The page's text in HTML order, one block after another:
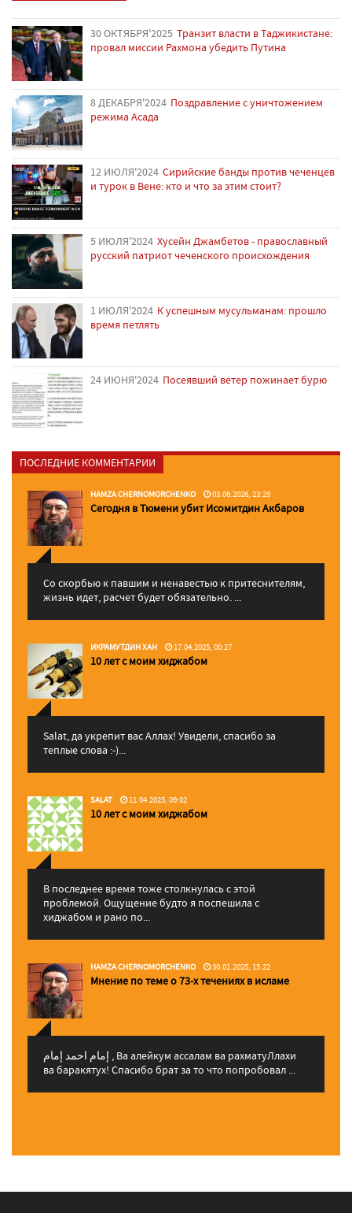
30 ОКТЯБРЯ'2025 Транзит власти в Таджикистане:
провал миссии Рахмона убедить Путина
8 ДЕКАБРЯ'2024 Поздравление с уничтожением
режима Асада
12 ИЮЛЯ'2024 Сирийские банды против чеченцев
и турок в Вене: кто и что за этим стоит?
5 ИЮЛЯ'2024 Хусейн Джамбетов - православный
русский патриот чеченского происхождения
1 ИЮЛЯ'2024 К успешным мусульманам: прошло
время петлять
24 ИЮНЯ'2024 Посеявший ветер пожинает бурю
ПОСЛЕДНИЕ КОММЕНТАРИИ
HAMZA CHERNOMORCHENKO 03.06.2026, 23:29
Сегодня в Тюмени убит Исомитдин Акбаров
Со скорбью к павшим и ненавестью к притеснителям,
жизнь идет, расчет будет обязательно. ...
ИКРАМУТДИН ХАН 17.04.2025, 00:27
10 лет с моим хиджабом
Salat, да укрепит вас Аллаx! Увидели, спасибо за
теплые слова :-)...
SALAT 11.04.2025, 09:02
10 лет с моим хиджабом
В последнее время тоже столкнулась с этой
проблемой. Ощущение будто я поспешила с
хиджабом и рано по...
HAMZA CHERNOMORCHENKO 30.01.2025, 15:22
Мнение по теме о 73-х течениях в исламе
إمام احمد إمام , Ва алейкум ассалам ва рахматуЛлахи
ва баракятух! Спасибо брат за то что попробовал ...